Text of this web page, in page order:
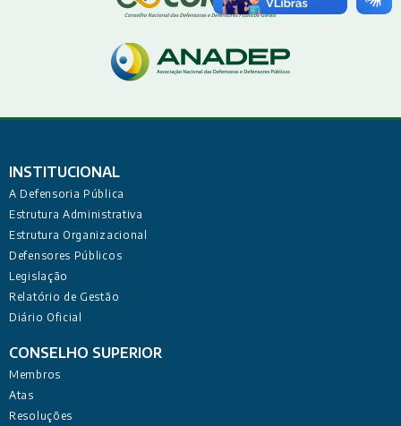
INSTITUCIONAL
A Defensoria Pública
Estrutura Administrativa
Estrutura Organizacional
Defensores Públicos
Legislação
Relatório de Gestão
Diário Oficial
CONSELHO SUPERIOR
Membros
Atas
Resoluções